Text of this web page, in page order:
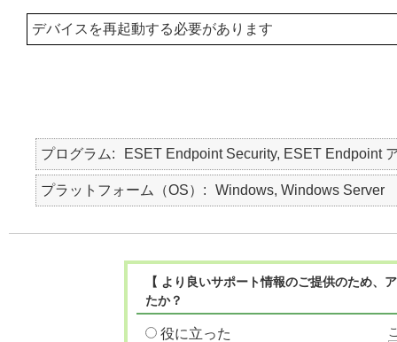
デバイスを再起動する必要があります
プログラム ESET Endpoint Security, ESET Endpoint
プラットフォーム（OS） Windows, Windows Server
【 より良いサポート情報のご提供のため
たか？
役に立った